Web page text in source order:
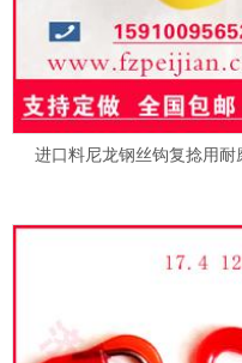
进口料尼龙钢丝钩复捻用